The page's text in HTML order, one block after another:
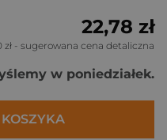
22,78 zł
zł - sugerowana cena detaliczna
w poniedziałek.